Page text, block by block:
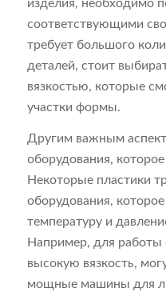
изделия, необходимо
соответствующими
требует большого
деталей, стоит
вязкостью, которые
участки формы.
Другим важным
оборудования,
Некоторые пластики
оборудования,
температуру и
Например, для
высокую вязкость,
мощные машины для